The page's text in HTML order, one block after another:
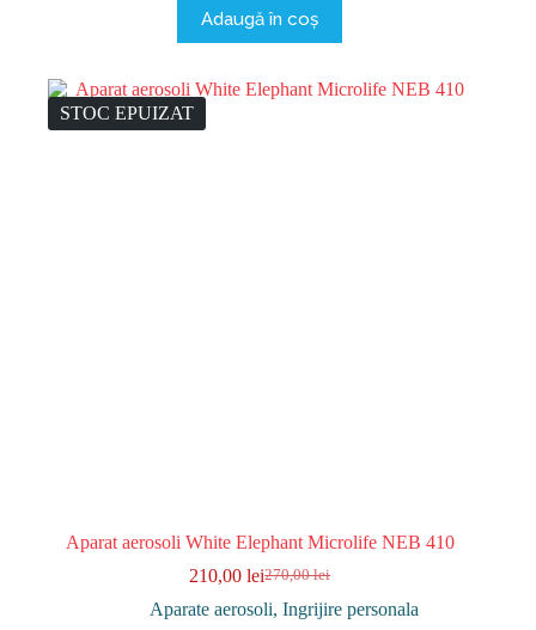
fost:
275,00 lei.
200,00 lei.
Adaugă în coș
STOC EPUIZAT
Aparat aerosoli White Elephant Microlife NEB 410
270,00lei
Prețul
inițial
210,00leiPrețul
curent
Aparate aerosoli, Ingrijire personala